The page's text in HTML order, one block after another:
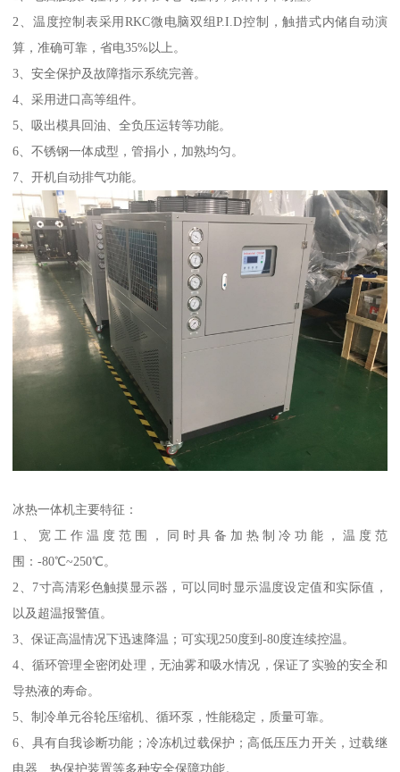
2、温度控制表采用RKC微电脑双组P.I.D控制，触措式内储自动演
算，准确可靠，省电35%以上。
3、安全保护及故障指示系统完善。
4、采用进口高等组件。
5、吸出模具回油、全负压运转等功能。
6、不锈钢一体成型，管捐小，加熟均匀。
7、开机自动排气功能。
冰热一体机主要特征：
1、宽工作温度范围，同时具备加热制冷功能，温度范
围：-80℃~250℃。
2、7寸高清彩色触摸显示器，可以同时显示温度设定值和实际值，
以及超温报警值。
3、保证高温情况下迅速降温；可实现250度到-80度连续控温。
4、循环管理全密闭处理，无油雾和吸水情况，保证了实验的安全和
导热液的寿命。
5、制冷单元谷轮压缩机、循环泵，性能稳定，质量可靠。
6、具有自我诊断功能；冷冻机过载保护；高低压压力开关，过载继
电器、热保护装置等多种安全保障功能。